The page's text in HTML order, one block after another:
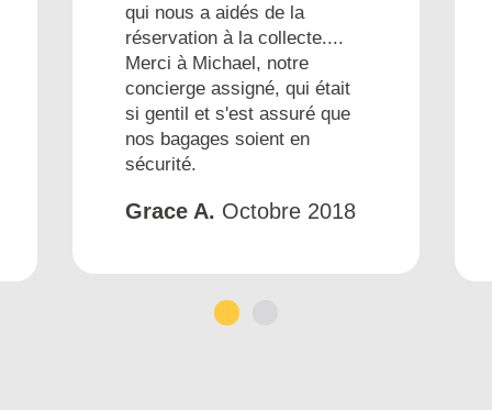
qui nous a aidés de la
réservation à la collecte....
Merci à Michael, notre
concierge assigné, qui était
si gentil et s'est assuré que
nos bagages soient en
sécurité.
Grace A. Octobre 2018